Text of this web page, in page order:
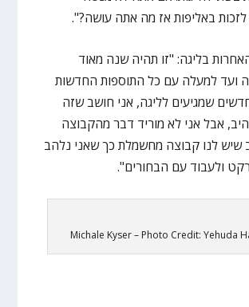
באליפות אז מה אתה עושה?".
בליגה: "זו תהיה שנה מאוד
ועד למעלה עם כל התוספות החדשות
שמגיעים לליגה, אני חושב שזה
אבל אני לא מוריד דבר מהקבוצה
שיש לנו קבוצה מחשמלת כך שאני נלהב
ולעבוד עם הבחורים".
Michale Kyser – Photo Credit: Yehuda